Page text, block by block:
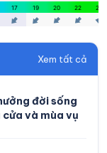
Xem tất cả
đời sống
và mùa vụ